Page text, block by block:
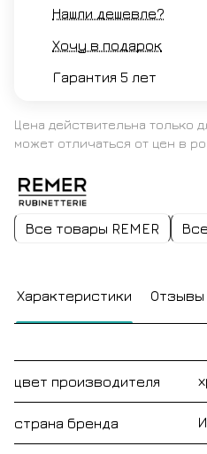
Нашли дешевле?
Хочу в подарок
Гарантия 5 лет
Цена действительна только
может отличаться от цен в
Все товары REMER
Характеристики Отзывы
цвет производителя
страна бренда